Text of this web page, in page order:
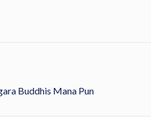
Buddhis Mana Pun